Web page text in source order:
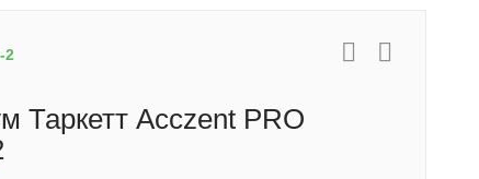
2
Таркетт Acczent PRO